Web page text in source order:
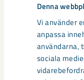
Denna
Vi använder
anpassa
användarna,
sociala
Relaterat